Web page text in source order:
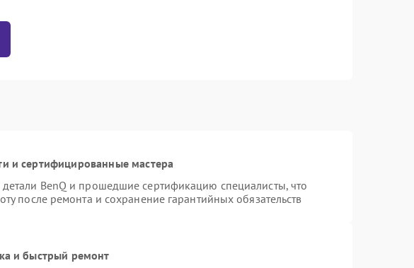
и сертифицированные мастера
BenQ и прошедшие сертификацию специалисты, что
после ремонта и сохранение гарантийных обязательств
и быстрый ремонт